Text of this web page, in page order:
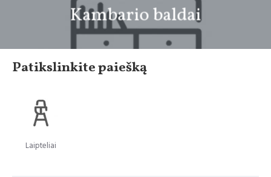
Kambario baldai
Patikslinkite paiešką
Laipteliai